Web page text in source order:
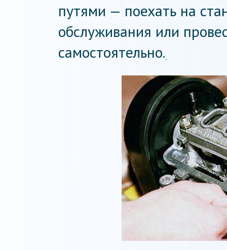
путями — поехать на
обслуживания или
самостоятельно.